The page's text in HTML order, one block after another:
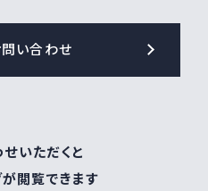
問い合わせ
いただくと
閲覧できます